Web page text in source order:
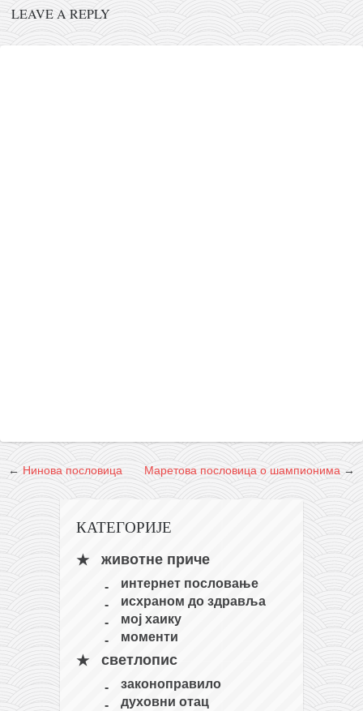
православље
забрањена историја
пасаи
темашивари
кобудо
бо
тимбеи рочин
LEAVE A REPLY
← Нинова пословица Маретова пословица о шампионима →
КАТЕГОРИЈЕ
животне приче
интернет пословање
исхраном до здравља
мој хаику
моменти
светлопис
законоправило
духовни отац